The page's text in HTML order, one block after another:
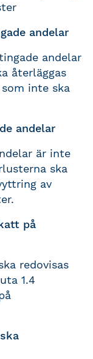
andelar
andelar
återläggas
inte ska
andelar
är inte
ska
av
på
redovisas
1.4